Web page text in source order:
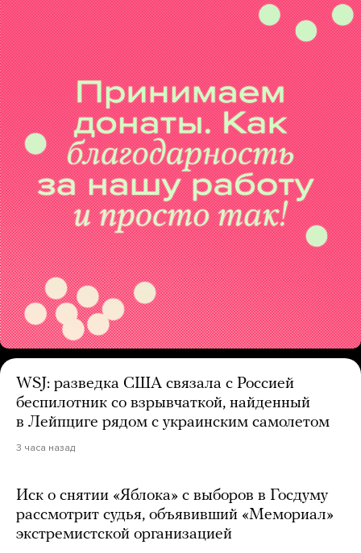
WSJ: разведка США связала с Россией
беспилотник со взрывчаткой, найденный
в Лейпциге рядом с украинским самолетом
3 часа назад
Иск о снятии «Яблока» с выборов в Госдуму
рассмотрит судья, объявивший «Мемориал»
экстремистской организацией